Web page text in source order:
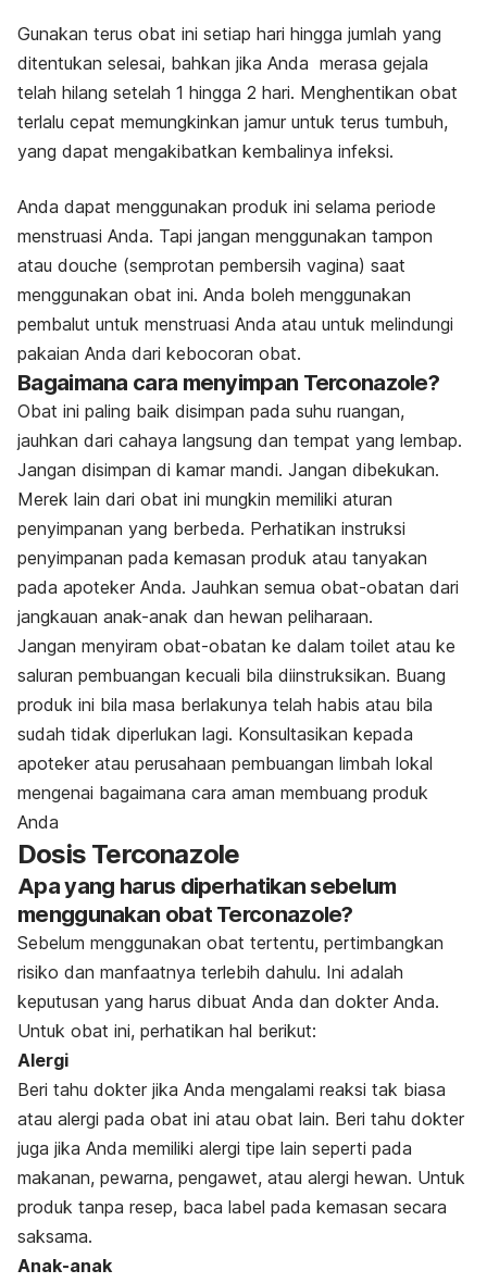
Gunakan terus obat ini setiap hari hingga jumlah yang
ditentukan selesai, bahkan jika Anda merasa gejala
telah hilang setelah 1 hingga 2 hari. Menghentikan obat
terlalu cepat memungkinkan jamur untuk terus tumbuh,
yang dapat mengakibatkan kembalinya infeksi.
Anda dapat menggunakan produk ini selama periode
menstruasi Anda. Tapi jangan menggunakan tampon
atau douche (semprotan pembersih vagina) saat
menggunakan obat ini. Anda boleh menggunakan
pembalut untuk menstruasi Anda atau untuk melindungi
pakaian Anda dari kebocoran obat.
Bagaimana cara menyimpan Terconazole?
Obat ini paling baik disimpan pada suhu ruangan,
jauhkan dari cahaya langsung dan tempat yang lembap.
Jangan disimpan di kamar mandi. Jangan dibekukan.
Merek lain dari obat ini mungkin memiliki aturan
penyimpanan yang berbeda. Perhatikan instruksi
penyimpanan pada kemasan produk atau tanyakan
pada apoteker Anda. Jauhkan semua obat-obatan dari
jangkauan anak-anak dan hewan peliharaan.
Jangan menyiram obat-obatan ke dalam toilet atau ke
saluran pembuangan kecuali bila diinstruksikan. Buang
produk ini bila masa berlakunya telah habis atau bila
sudah tidak diperlukan lagi. Konsultasikan kepada
apoteker atau perusahaan pembuangan limbah lokal
mengenai bagaimana cara aman membuang produk
Anda
Dosis Terconazole
Apa yang harus diperhatikan sebelum
menggunakan obat Terconazole?
Sebelum menggunakan obat tertentu, pertimbangkan
risiko dan manfaatnya terlebih dahulu. Ini adalah
keputusan yang harus dibuat Anda dan dokter Anda.
Untuk obat ini, perhatikan hal berikut:
Alergi
Beri tahu dokter jika Anda mengalami reaksi tak biasa
atau alergi pada obat ini atau obat lain. Beri tahu dokter
juga jika Anda memiliki alergi tipe lain seperti pada
makanan, pewarna, pengawet, atau alergi hewan. Untuk
produk tanpa resep, baca label pada kemasan secara
saksama.
Anak-anak